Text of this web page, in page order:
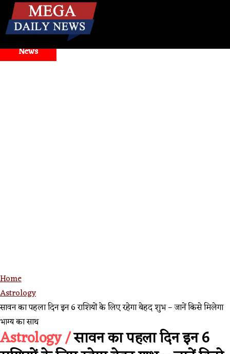
News
Home
Astrology
सावन का पहला दिन इन 6 राशियों के लिए रहेगा बेहद शुभ – जानें किसे मिलेगा
भाग्य का साथ
Astrology /सावन का पहला दिन इन 6